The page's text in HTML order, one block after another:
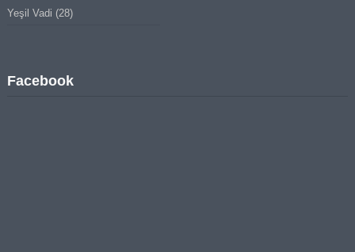
Yeşil Vadi (28)
Facebook